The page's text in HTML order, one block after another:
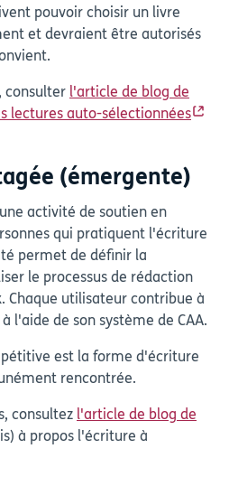
pouvoir choisir un livre
et devraient être autorisés
consulter l'article de blog de
lectures auto-sélectionnées
(émergente)
activité de soutien en
qui pratiquent l'écriture
permet de définir la
le processus de rédaction
Chaque utilisateur contribue à
l'aide de son système de CAA.
est la forme d'écriture
rencontrée.
consultez l'article de blog de
à propos l'écriture à